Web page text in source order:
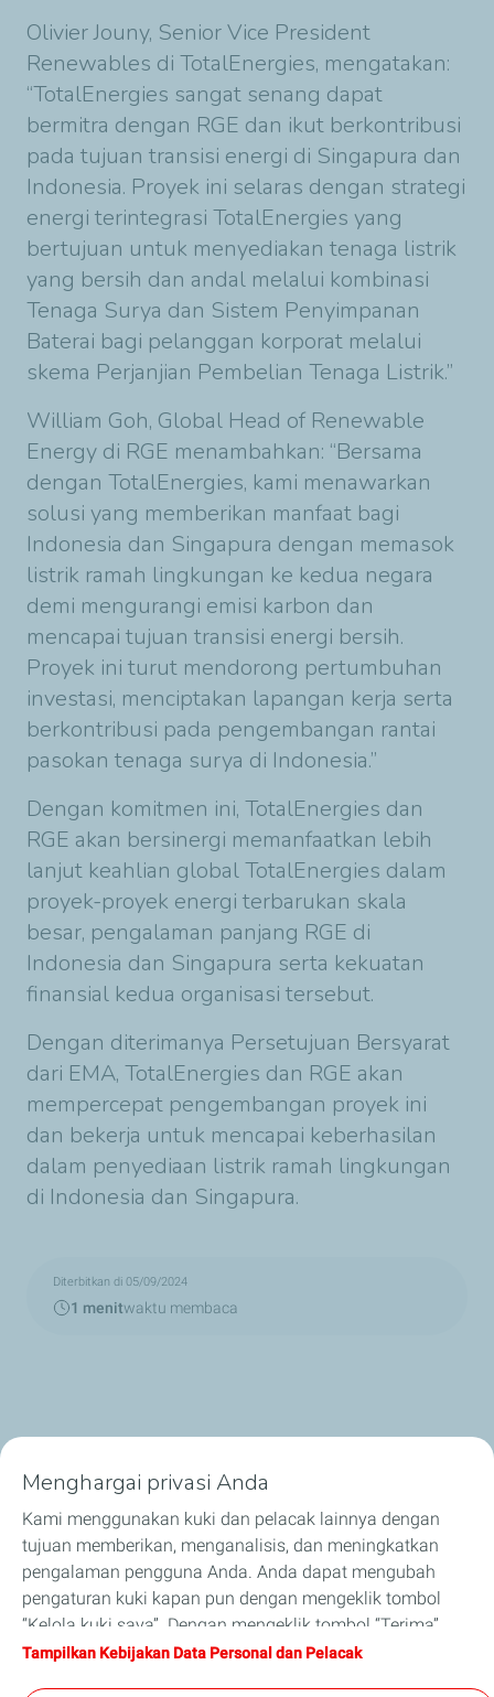
Olivier Jouny, Senior Vice President
Renewables di TotalEnergies, mengatakan:
“TotalEnergies sangat senang dapat
bermitra dengan RGE dan ikut berkontribusi
pada tujuan transisi energi di Singapura dan
Indonesia. Proyek ini selaras dengan strategi
energi terintegrasi TotalEnergies yang
bertujuan untuk menyediakan tenaga listrik
yang bersih dan andal melalui kombinasi
Tenaga Surya dan Sistem Penyimpanan
Baterai bagi pelanggan korporat melalui
skema Perjanjian Pembelian Tenaga Listrik.”
William Goh, Global Head of Renewable
Energy di RGE menambahkan: “Bersama
dengan TotalEnergies, kami menawarkan
solusi yang memberikan manfaat bagi
Indonesia dan Singapura dengan memasok
listrik ramah lingkungan ke kedua negara
demi mengurangi emisi karbon dan
mencapai tujuan transisi energi bersih.
Proyek ini turut mendorong pertumbuhan
investasi, menciptakan lapangan kerja serta
berkontribusi pada pengembangan rantai
pasokan tenaga surya di Indonesia.”
Dengan komitmen ini, TotalEnergies dan
RGE akan bersinergi memanfaatkan lebih
lanjut keahlian global TotalEnergies dalam
proyek-proyek energi terbarukan skala
besar, pengalaman panjang RGE di
Indonesia dan Singapura serta kekuatan
finansial kedua organisasi tersebut.
Dengan diterimanya Persetujuan Bersyarat
dari EMA, TotalEnergies dan RGE akan
mempercepat pengembangan proyek ini
dan bekerja untuk mencapai keberhasilan
dalam penyediaan listrik ramah lingkungan
di Indonesia dan Singapura.
Diterbitkan di 05/09/2024
1 menitwaktu membaca
Tentang Kami
Pelumas
Bisnis
Artikel
Menghargai privasi Anda
Kami menggunakan kuki dan pelacak lainnya dengan
tujuan memberikan, menganalisis, dan meningkatkan
pengalaman pengguna Anda. Anda dapat mengubah
pengaturan kuki kapan pun dengan mengeklik tombol
“Kelola kuki saya”. Dengan mengeklik tombol “Terima”,
Anda setuju bahwa kami dapat menyimpan seluruh kuki
Tampilkan Kebijakan Data Personal dan Pelacak